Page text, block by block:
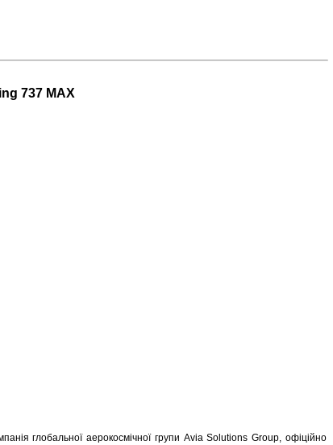
737 MAX
глобальної аерокосмічної групи Avia Solutions Group, офіційно